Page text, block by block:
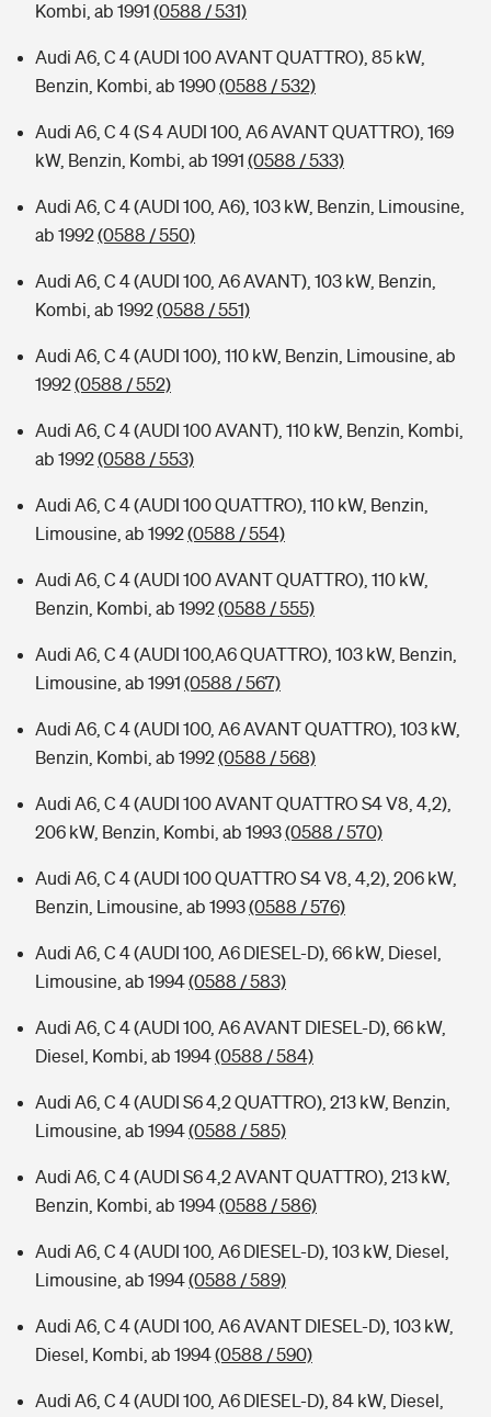
Kombi, ab 1991 (0588 / 531)
Audi A6, C 4 (AUDI 100 AVANT QUATTRO), 85 kW,
Benzin, Kombi, ab 1990(0588 / 532)
Audi A6, C 4 (S 4 AUDI 100, A6 AVANT QUATTRO), 169
kW, Benzin, Kombi, ab 1991 (0588 / 533)
Audi A6, C 4 (AUDI 100, A6), 103 kW, Benzin, Limousine,
ab 1992(0588 / 550)
Audi A6, C 4 (AUDI 100, A6 AVANT), 103 kW, Benzin,
Kombi, ab 1992(0588 / 551)
Audi A6, C 4 (AUDI 100), 110 kW, Benzin, Limousine, ab
1992(0588 / 552)
Audi A6, C 4 (AUDI 100 AVANT), 110 kW, Benzin, Kombi,
ab 1992(0588 / 553)
Audi A6, C 4 (AUDI 100 QUATTRO), 110 kW, Benzin,
Limousine, ab 1992(0588 / 554)
Audi A6, C 4 (AUDI 100 AVANT QUATTRO), 110 kW,
Benzin, Kombi, ab 1992(0588 / 555)
Audi A6, C 4 (AUDI 100,A6 QUATTRO), 103 kW, Benzin,
Limousine, ab 1991 (0588 / 567)
Audi A6, C 4 (AUDI 100, A6 AVANT QUATTRO), 103 kW,
Benzin, Kombi, ab 1992(0588 / 568)
Audi A6, C 4 (AUDI 100 AVANT QUATTRO S4 V8, 4,2),
206 kW, Benzin, Kombi, ab 1993(0588 / 570)
Audi A6, C 4 (AUDI 100 QUATTRO S4 V8, 4,2), 206 kW,
Benzin, Limousine, ab 1993(0588 / 576)
Audi A6, C 4 (AUDI 100, A6 DIESEL-D), 66 kW, Diesel,
Limousine, ab 1994(0588 / 583)
Audi A6, C 4 (AUDI 100, A6 AVANT DIESEL-D), 66 kW,
Diesel, Kombi, ab 1994(0588 / 584)
Audi A6, C 4 (AUDI S6 4,2 QUATTRO), 213 kW, Benzin,
Limousine, ab 1994(0588 / 585)
Audi A6, C 4 (AUDI S6 4,2 AVANT QUATTRO), 213 kW,
Benzin, Kombi, ab 1994(0588 / 586)
Audi A6, C 4 (AUDI 100, A6 DIESEL-D), 103 kW, Diesel,
Limousine, ab 1994(0588 / 589)
Audi A6, C 4 (AUDI 100, A6 AVANT DIESEL-D), 103 kW,
Diesel, Kombi, ab 1994(0588 / 590)
Audi A6, C 4 (AUDI 100, A6 DIESEL-D), 84 kW, Diesel,